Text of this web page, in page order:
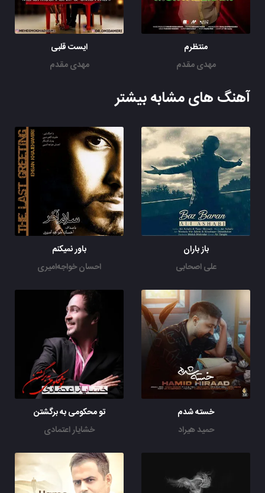
منتظرم
مهدی مقدم
ایست قلبی
مهدی مقدم
آهنگ های مشابه بیشتر
باز باران
علی اصحابی
باور نمیکنم
احسان خواجه‌امیری
خسته شدم
حمید هیراد
تو محکومی به برگشتن
خشایار اعتمادی